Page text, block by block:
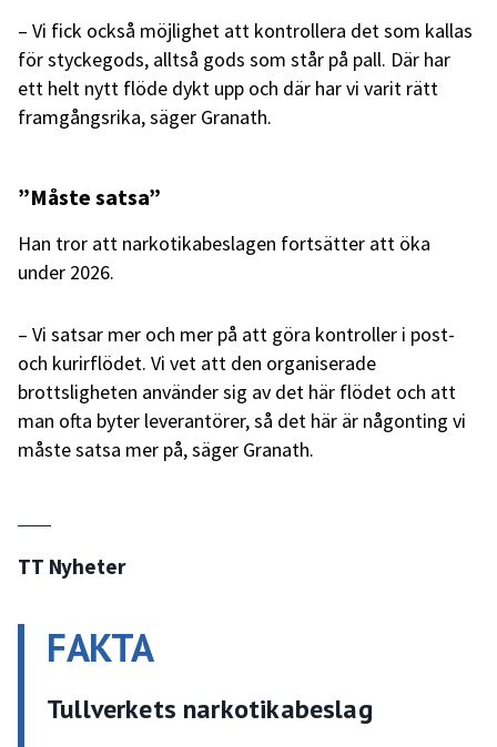
– Vi fick också möjlighet att kontrollera det som kallas
för styckegods, alltså gods som står på pall. Där har
ett helt nytt flöde dykt upp och där har vi varit rätt
framgångsrika, säger Granath.
”Måste satsa”
Han tror att narkotikabeslagen fortsätter att öka
under 2026.
– Vi satsar mer och mer på att göra kontroller i post-
och kurirflödet. Vi vet att den organiserade
brottsligheten använder sig av det här flödet och att
man ofta byter leverantörer, så det här är någonting vi
måste satsa mer på, säger Granath.
TT Nyheter
FAKTA
Tullverkets narkotikabeslag